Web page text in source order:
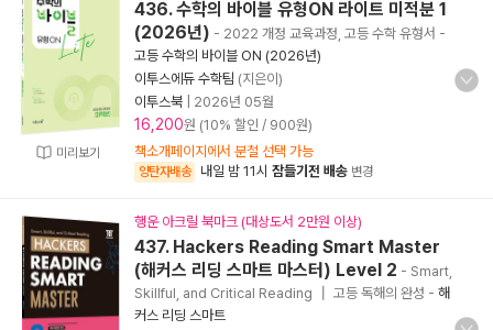
미리보기
436. 수학의 바이블 유형ON 라이트 미적분 1
(2026년) - 2022 개정 교육과정, 고등 수학 유형서 -
고등 수학의 바이블 ON (2026년)
이투스에듀 수학팀 (지은이)
이투스북
2026년 05월
16,200원 (10% 할인 / 900원)
책소개페이지에서 분철 선택 가능
양탄자배송 내일 밤 11시 잠들기전 배송 변경
행운 아크릴 북마크 (대상도서 2만원 이상)
437. Hackers Reading Smart Master
(해커스 리딩 스마트 마스터) Level 2 - Smart,
Skillful, and Critical Reading ┃ 고등 독해의 완성 - 해
커스 리딩 스마트